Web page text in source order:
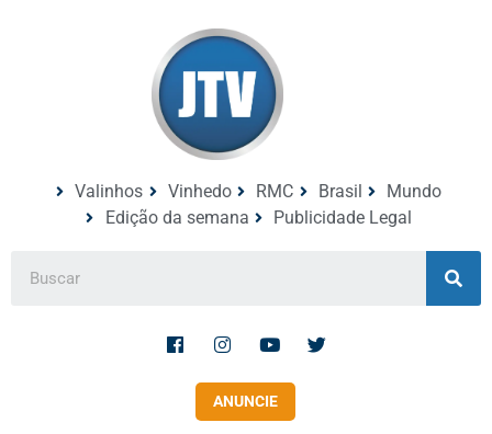
Valinhos Vinhedo RMC Brasil
Mundo
Edição da semana
Publicidade Legal
ANUNCIE